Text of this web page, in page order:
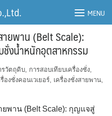
MENU
ายพาน (Belt Scale):
งน้ำหนักอุตสาหกรรม
รวัตถุดิบ, การสอบเทียบเครื่องชั่ง,
รื่องชั่งคอนเวเยอร์, เครื่องชั่งสายพาน,
ยพาน (Belt Scale): กุญแจสู่